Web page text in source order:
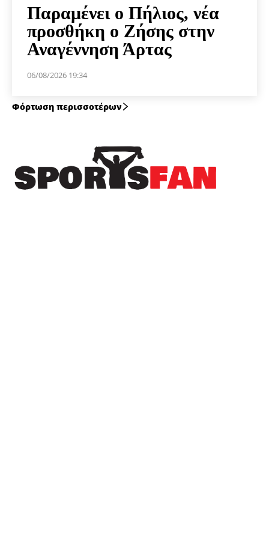
Παραμένει ο Πήλιος, νέα
προσθήκη ο Ζήσης στην
Αναγέννηση Άρτας
06/08/2026 19:34
Φόρτωση περισσοτέρων